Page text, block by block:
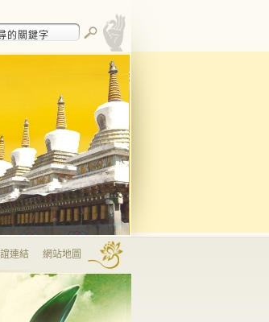
連結 網站地圖